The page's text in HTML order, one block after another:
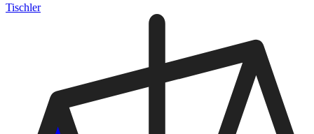
Tischler